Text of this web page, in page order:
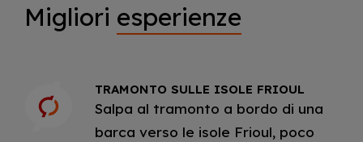
Migliori esperienze
TRAMONTO SULLE ISOLE FRIOUL
Salpa al tramonto a bordo di una
barca verso le isole Frioul, poco